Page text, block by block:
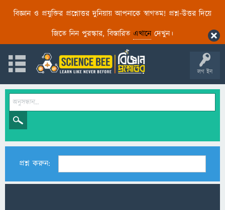
বিজ্ঞান ও প্রযুক্তির প্রশ্নোত্তর দুনিয়ায় আপনাকে স্বাগতম! প্রশ্ন-উত্তর দিয়ে
জিতে নিন পুরস্কার, বিস্তারিত এখানেদেখুন।
লগ ইন
প্রশ্ন করুন: